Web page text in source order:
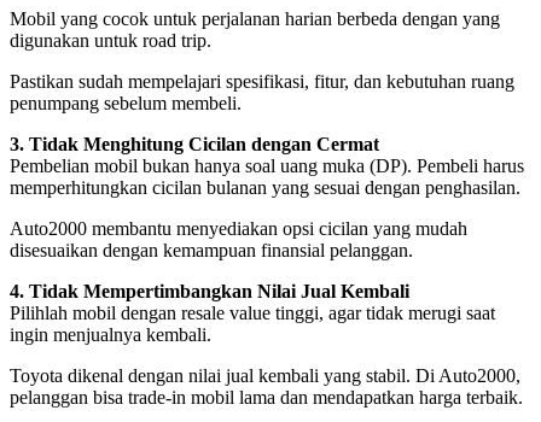
Mobil yang cocok untuk perjalanan harian berbeda dengan yang
digunakan untuk road trip.
Pastikan sudah mempelajari spesifikasi, fitur, dan kebutuhan ruang
penumpang sebelum membeli.
3. Tidak Menghitung Cicilan dengan Cermat
Pembelian mobil bukan hanya soal uang muka (DP). Pembeli harus
memperhitungkan cicilan bulanan yang sesuai dengan penghasilan.
Auto2000 membantu menyediakan opsi cicilan yang mudah
disesuaikan dengan kemampuan finansial pelanggan.
4. Tidak Mempertimbangkan Nilai Jual Kembali
Pilihlah mobil dengan resale value tinggi, agar tidak merugi saat
ingin menjualnya kembali.
Toyota dikenal dengan nilai jual kembali yang stabil. Di Auto2000,
pelanggan bisa trade-in mobil lama dan mendapatkan harga terbaik.